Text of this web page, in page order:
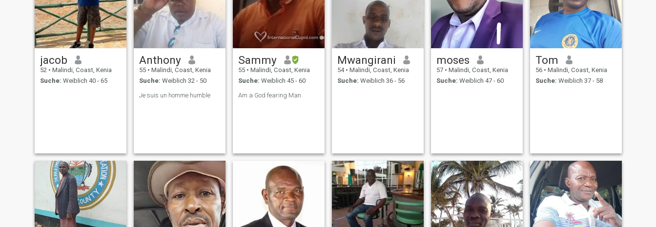
jacob
52 • Malindi, Coast, Kenia
Suche: Weiblich 40 - 65
Anthony
55 • Malindi, Coast, Kenia
Suche: Weiblich 32 - 50
Je suis un homme humble
Sammy
55 • Malindi, Coast, Kenia
Suche: Weiblich 45 - 60
Am a God fearing Man.
Mwangirani
54 • Malindi, Coast, Kenia
Suche: Weiblich 36 - 56
moses
57 • Malindi, Coast, Kenia
Suche: Weiblich 47 - 60
Tom
56 • Malindi, Coast, Kenia
Suche: Weiblich 37 - 58